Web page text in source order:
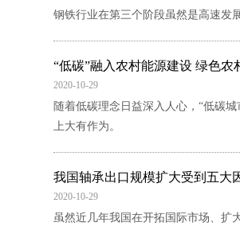
钢铁行业在第三个阶段虽然是高速发
“低碳”融入农村能源建设 绿色农
2020-10-29
随着低碳理念日益深入人心，“低碳
上大有作为。
我国轴承出口规模扩大受到五大
2020-10-29
虽然近几年我国在开拓国际市场、扩